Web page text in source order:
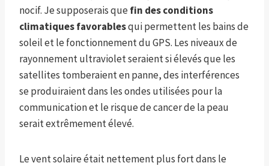
nocif. Je supposerais que fin des conditions
climatiques favorablesqui permettent les bains de
soleil et le fonctionnement du GPS. Les niveaux de
rayonnement ultraviolet seraient si élevés que les
satellites tomberaient en panne, des interférences
se produiraient dans les ondes utilisées pour la
communication et le risque de cancer de la peau
serait extrêmement élevé.
Le vent solaire était nettement plus fort dans le